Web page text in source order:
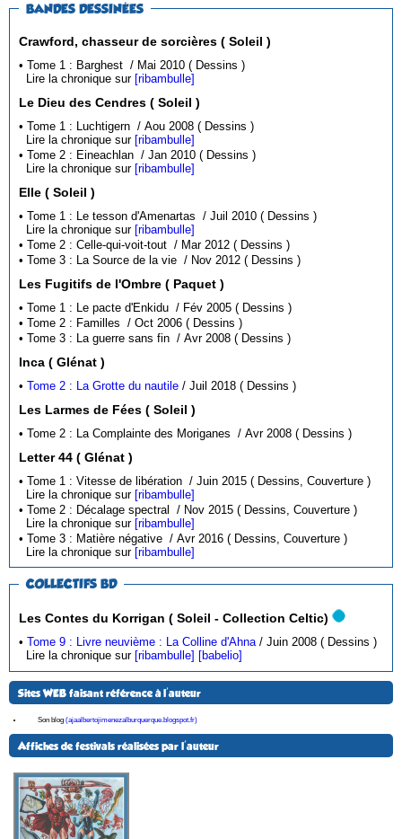
BANDES DESSINÉES
Crawford, chasseur de sorcières ( Soleil )
• Tome 1 : Barghest / Mai 2010 ( Dessins )
Lire la chronique sur [ribambulle]
Le Dieu des Cendres ( Soleil )
• Tome 1 : Luchtigern / Aou 2008 ( Dessins )
Lire la chronique sur [ribambulle]
• Tome 2 : Eineachlan / Jan 2010 ( Dessins )
Lire la chronique sur [ribambulle]
Elle ( Soleil )
• Tome 1 : Le tesson d'Amenartas / Juil 2010 ( Dessins )
Lire la chronique sur [ribambulle]
• Tome 2 : Celle-qui-voit-tout / Mar 2012 ( Dessins )
• Tome 3 : La Source de la vie / Nov 2012 ( Dessins )
Les Fugitifs de l'Ombre ( Paquet )
• Tome 1 : Le pacte d'Enkidu / Fév 2005 ( Dessins )
• Tome 2 : Familles / Oct 2006 ( Dessins )
• Tome 3 : La guerre sans fin / Avr 2008 ( Dessins )
Inca ( Glénat )
•Tome 2 : La Grotte du nautile / Juil 2018 ( Dessins )
Les Larmes de Fées ( Soleil )
• Tome 2 : La Complainte des Moriganes / Avr 2008 ( Dessins )
Letter 44 ( Glénat )
• Tome 1 : Vitesse de libération / Juin 2015 ( Dessins, Couverture )
Lire la chronique sur [ribambulle]
• Tome 2 : Décalage spectral / Nov 2015 ( Dessins, Couverture )
Lire la chronique sur [ribambulle]
• Tome 3 : Matière négative / Avr 2016 ( Dessins, Couverture )
Lire la chronique sur [ribambulle]
COLLECTIFS BD
Les Contes du Korrigan ( Soleil - Collection Celtic)
•Tome 9 : Livre neuvième : La Colline d'Ahna
/ Juin 2008 ( Dessins )
Lire la chronique sur [ribambulle] [babelio]
Sites WEB faisant référence à l'auteur
Son blog (ajaalbertojimenezalburquerque.blogspot.fr)
Affiches de festivals réalisées par l'auteur